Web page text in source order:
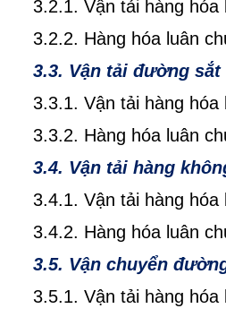
3.2.1. Vận tải hàng
3.2.2. Hàng hóa luân
3.3. Vận tải đường sắt
3.3.1. Vận tải hàng
3.3.2. Hàng hóa luân
3.4. Vận tải hàng
3.4.1. Vận tải hàng
3.4.2. Hàng hóa luân
3.5. Vận chuyển
3.5.1. Vận tải hàng